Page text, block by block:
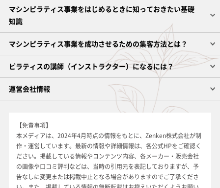
マシンピラティス事業をはじめるときに知っておきたい基礎
知識
マシンピラティス事業を成功させるための集客方法とは？
ピラティスの講師（インストラクター）になるには？
運営会社情報
【免責事項】
本メディアは、2024年4月時点の情報をもとに、Zenken株式会社が制
作・運営しています。最新の情報や詳細情報は、各公式HPをご確認く
ださい。掲載している情報やコンテンツ内容、各メーカー・販売会社
の画像や口コミ評判などは、当時の引用元を表記しておりますが、予
告なしに変更または掲載中止となる場合がありますのでご了承くださ